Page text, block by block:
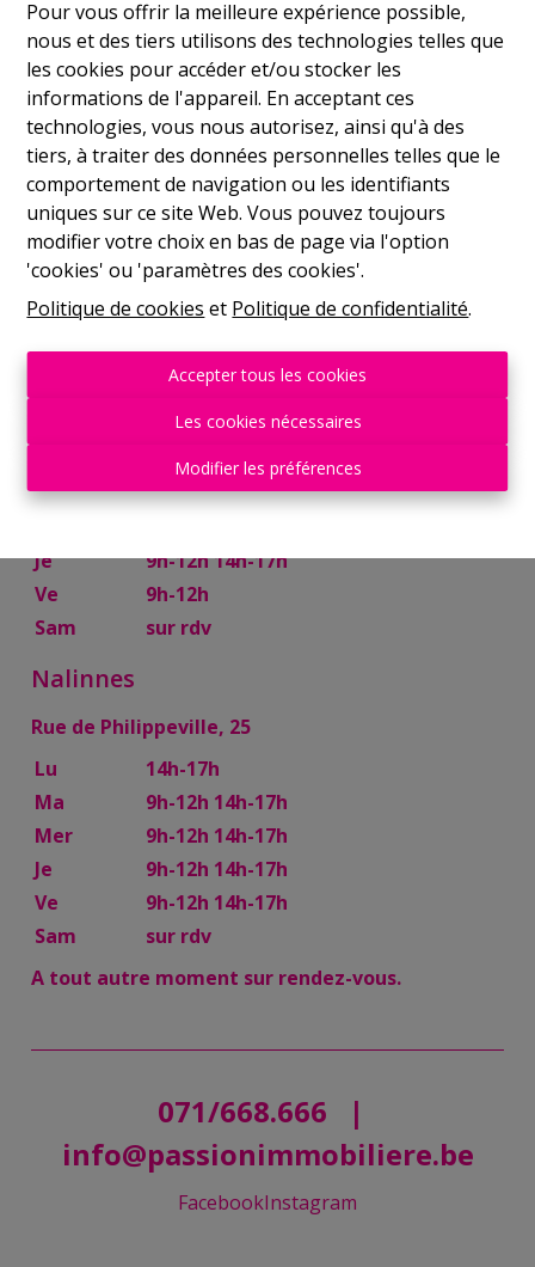
Pour vous offrir la meilleure expérience possible,
nous et des tiers utilisons des technologies telles que
les cookies pour accéder et/ou stocker les
informations de l'appareil. En acceptant ces
technologies, vous nous autorisez, ainsi qu'à des
tiers, à traiter des données personnelles telles que le
comportement de navigation ou les identifiants
uniques sur ce site Web. Vous pouvez toujours
modifier votre choix en bas de page via l'option
'cookies' ou 'paramètres des cookies'.
Politique de cookies et Politique de confidentialité.
Accepter tous les cookies
Les cookies nécessaires
Modifier les préférences
Philippeville
Rue de France, 37
Lu
14h-17h
Ma
9h-12h 14h-17h
Mer
9h-12h 14h-17h
Je
9h-12h 14h-17h
Ve
9h-12h
Sam
10h-13h
14h-17h
Ma
9h-12h 14h-17h
Je
9h-12h 14h-17h
Ve
9h-12h
Sam
sur rdv
Nalinnes
Rue de Philippeville, 25
Lu
14h-17h
Ma
9h-12h 14h-17h
Mer
9h-12h 14h-17h
Je
9h-12h 14h-17h
Ve
9h-12h 14h-17h
Sam
sur rdv
A tout autre moment sur rendez-vous.
071/668.666
|
info@passionimmobiliere.be
FacebookInstagram